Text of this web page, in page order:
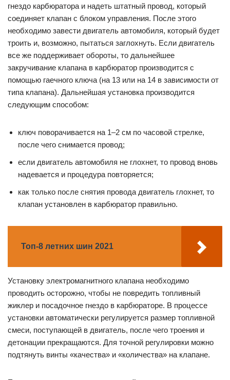
гнездо карбюратора и надеть штатный провод, который
соединяет клапан с блоком управления. После этого
необходимо завести двигатель автомобиля, который будет
троить и, возможно, пытаться заглохнуть. Если двигатель
все же поддерживает обороты, то дальнейшее
закручивание клапана в карбюратор производится с
помощью гаечного ключа (на 13 или на 14 в зависимости от
типа клапана). Дальнейшая установка производится
следующим способом:
ключ поворачивается на 1–2 см по часовой стрелке,
после чего снимается провод;
если двигатель автомобиля не глохнет, то провод вновь
надевается и процедура повторяется;
как только после снятия провода двигатель глохнет, то
клапан установлен в карбюратор правильно.
Топ-8 летних шин 2021
Установку электромагнитного клапана необходимо
проводить осторожно, чтобы не повредить топливный
жиклер и посадочное гнездо в карбюраторе. В процессе
установки автоматически регулируется размер топливной
смеси, поступающей в двигатель, после чего троения и
детонации прекращаются. Для точной регулировки можно
подтянуть винты «качества» и «количества» на клапане.